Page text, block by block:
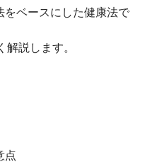
をベースにした健康法で
説します。
点